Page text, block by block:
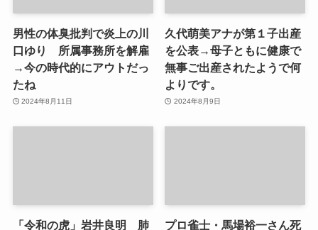
男性の体臭批判で炎上の川
口ゆり 所属事務所を解雇
→今の時代的にアウトだっ
たね
2024年8月11日
久代萌美アナが第１子出産
を公表→母子ともに健康で
無事ご出産されたようで何
よりです。
2024年8月9日
「令和の虎」岩井良明 肺
プロ雀士・馬場裕一さん死